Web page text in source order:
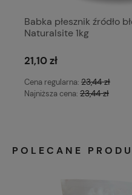
Babka płesznik źródło
Naturalsite 1kg
21,10 zł
Cena regularna: 23,44 zł
Najniższa cena: 23,44 zł
POLECANE